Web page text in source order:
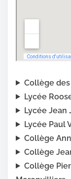
Collège
Lycée
Lycée Jean
Lycée Paul
Collège
Collège
Collège